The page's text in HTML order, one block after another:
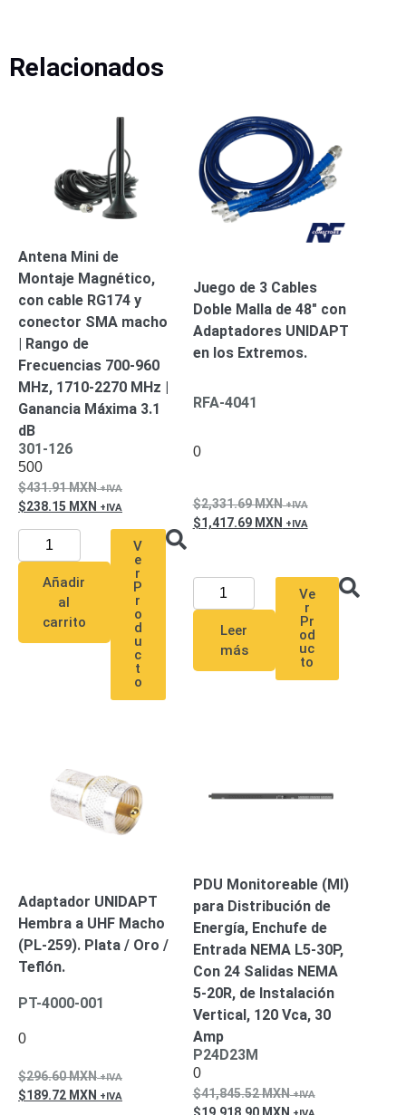
Industrial
Adaptadores
de
ParedBaterías
de
de
Alimentación
con
RespaldoInyectores
PoEPDU
de
EnergíaPoE
de Largo
- No Break
Sistemas
Completos
IP
Megapixel
TurboHD
de 4
Canales
TurboHD
de 8
Canales
ApoyoPantallas
/
MonitoresVideowall
Descargas
Corriente
AlternaCorriente
Directa
/
Mecánicos
(HDD)Memorias
Relacionados
Antena Mini de
Montaje Magnético,
con cable RG174 y
conector SMA macho
| Rango de
Frecuencias 700-960
MHz, 1710-2270 MHz |
Ganancia Máxima 3.1
dB
301-126
500
431.91MXN
238.15 MXN
Añadir
al
carrito
V
e
r
P
r
o
d
u
c
t
o
Juego de 3 Cables
Doble Malla de 48″ con
Adaptadores UNIDAPT
en los Extremos.
RFA-4041
0
2,331.69MXN
1,417.69 MXN
Leer
más
Ve
r
Pr
od
uc
to
Adaptador UNIDAPT
Hembra a UHF Macho
(PL-259). Plata / Oro /
Teflón.
PT-4000-001
0
296.60MXN
189.72 MXN
PDU Monitoreable (MI)
para Distribución de
Energía, Enchufe de
Entrada NEMA L5-30P,
Con 24 Salidas NEMA
5-20R, de Instalación
Vertical, 120 Vca, 30
Amp
P24D23M
0
41,845.52MXN